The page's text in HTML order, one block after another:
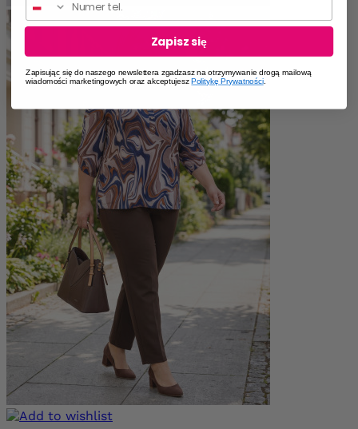
Zapisz się
Zapisując się do naszego newslettera zgadzasz na otrzymywanie drogą mailową
wiadomości marketingowych oraz akceptujeszPolitykę Prywatności.